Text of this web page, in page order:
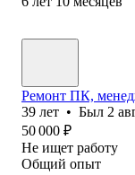
Ремонт ПК,
39 лет • Был 2
50 000 ₽
Не ищет работу
Общий опыт